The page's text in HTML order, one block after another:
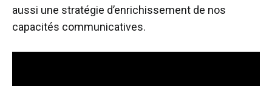
aussi une stratégie d’enrichissement de nos
capacités communicatives.